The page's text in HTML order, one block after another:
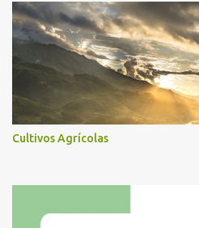
Cultivos Agrícolas